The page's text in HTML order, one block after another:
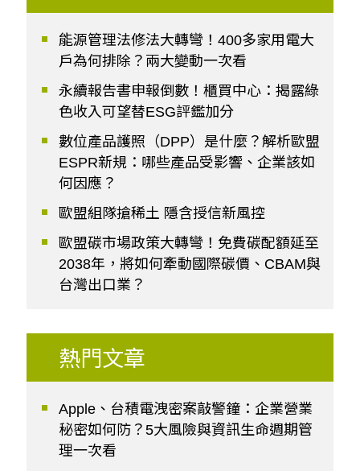
能源管理法修法大轉彎！400多家用電大
戶為何排除？兩大變動一次看
永續報告書申報倒數！櫃買中心：揭露綠
色收入可望替ESG評鑑加分
數位產品護照（DPP）是什麼？解析歐盟
ESPR新規：哪些產品受影響、企業該如
何因應？
歐盟組隊搶稀土 隱含授信新風控
歐盟碳市場政策大轉彎！免費碳配額延至
2038年，將如何牽動國際碳價、CBAM與
台灣出口業？
熱門文章
Apple、台積電洩密案敲警鐘：企業營業
秘密如何防？5大風險與資訊生命週期管
理一次看